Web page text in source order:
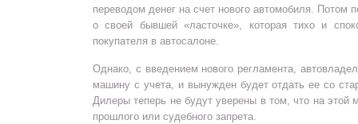
переводом денег на счет нового автомобиля. Потом
о своей бывшей «ласточке», которая тихо и
покупателя в автосалоне.
Однако, с введением нового регламента,
машину с учета, и вынужден будет отдать ее со
Дилеры теперь не будут уверены в том, что на этой
прошлого или судебного запрета.